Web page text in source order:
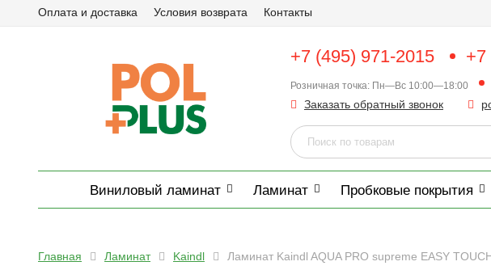
Оплата и доставка Условия возврата Контакты
+7 (495) 971-2015 +7
Розничная точка: Пн—Вс 10:00—18:00
Заказать обратный звонок
Виниловый ламинат Ламинат Пробковые покрытия
Главная Ламинат Kaindl Ламинат Kaindl AQUA PRO supreme EASY